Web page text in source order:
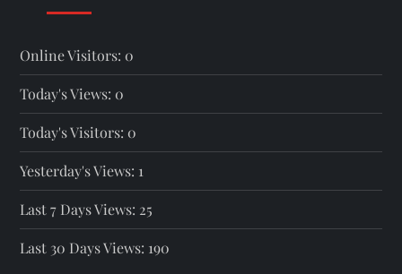
Online Visitors: 0
Today's Views: 0
Today's Visitors: 0
Yesterday's Views: 1
Last 7 Days Views: 25
Last 30 Days Views: 190